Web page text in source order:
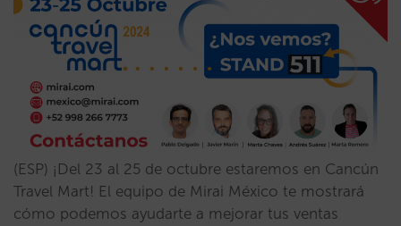
(ESP) ¡Del 23 al 25 de octubre estaremos en Cancún
Travel Mart! El equipo de Mirai México te mostrará
cómo podemos ayudarte a mejorar tus ventas